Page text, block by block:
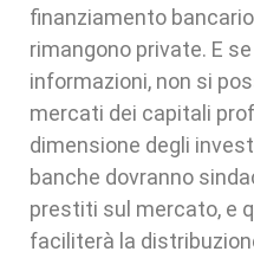
finanziamento
rimangono private. E
informazioni, non si
mercati dei capitali
dimensione degli
banche dovranno
prestiti sul mercato, e
faciliterà la